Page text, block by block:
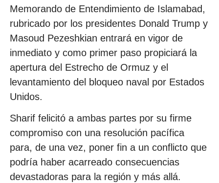
Memorando de Entendimiento de Islamabad,
rubricado por los presidentes Donald Trump y
Masoud Pezeshkian entrará en vigor de
inmediato y como primer paso propiciará la
apertura del Estrecho de Ormuz y el
levantamiento del bloqueo naval por Estados
Unidos.
Sharif felicitó a ambas partes por su firme
compromiso con una resolución pacífica
para, de una vez, poner fin a un conflicto que
podría haber acarreado consecuencias
devastadoras para la región y más allá.